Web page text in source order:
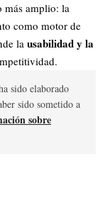
más amplio: la
como motor de
la usabilidad y la
sido elaborado
sido sometido a
sobre